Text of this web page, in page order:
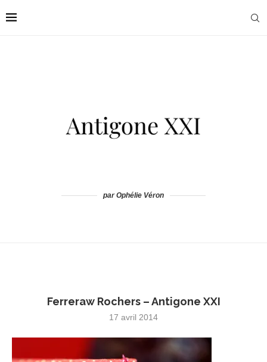
par Ophélie Véron
Ferreraw Rochers – Antigone XXI
17 avril 2014